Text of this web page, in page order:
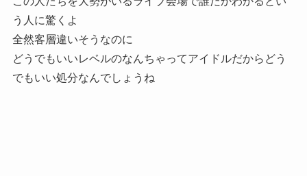
う人に驚くよ
全然客層違いそうなのに
どうでもいいレベルのなんちゃってアイドルだからどう
でもいい処分なんでしょうね